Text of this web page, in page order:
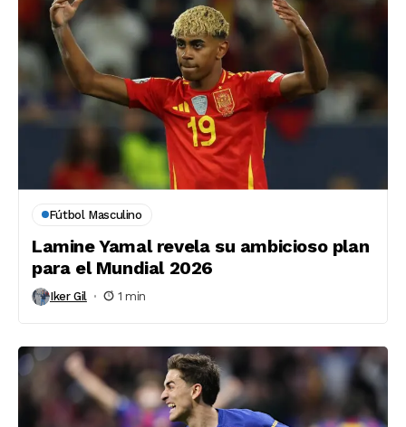
Fútbol Masculino
Lamine Yamal revela su ambicioso plan
para el Mundial 2026
Iker Gil 1 min